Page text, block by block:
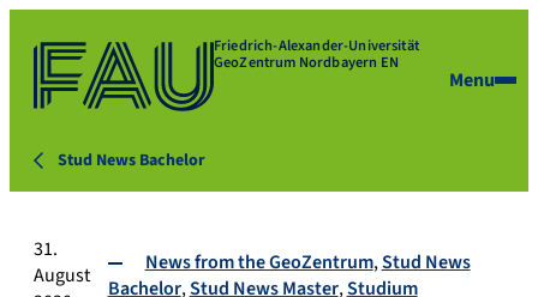
Friedrich-Alexander-Universität
GeoZentrum Nordbayern EN
Menu
Stud News Bachelor
31.
August
News from the GeoZentrum Stud News
Bachelor Stud News Master Studium